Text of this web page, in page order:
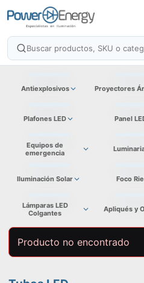
Antiexplosivos Proyectores
Plafones LED Panel
Equipos de
emergencia
Iluminación Solar Foco
Lámparas LED
Colgantes
Apliqués y
Producto no encontrado